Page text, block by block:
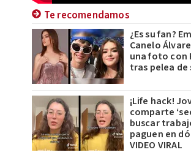
Te recomendamos
¿Es su fan?
Canelo
una foto con
tras pelea de
¡Life hack!
comparte
buscar
paguen en
VIDEO VIRAL